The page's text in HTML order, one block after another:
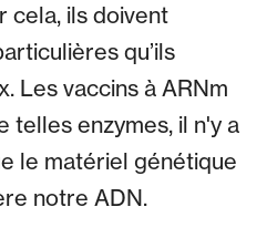
cela, ils doivent
qu’ils
Les vaccins à ARNm
telles enzymes, il n'y a
le matériel génétique
notre ADN.